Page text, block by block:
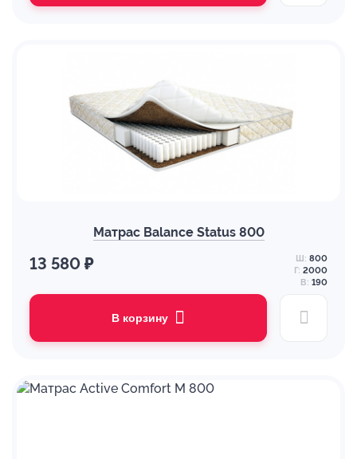
Матрас Balance Status 800
13 580 ₽ Ш: 800
Г: 2000
В: 190
В корзину